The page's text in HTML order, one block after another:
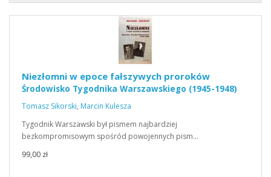
Niezłomni w epoce fałszywych proroków
Środowisko Tygodnika Warszawskiego (1945-1948)
Tomasz Sikorski, Marcin Kulesza
Tygodnik Warszawski był pismem najbardziej
bezkompromisowym spośród powojennych pism…
99,00 zł